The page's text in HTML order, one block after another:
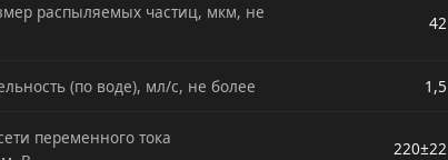
распыляемых частиц, мкм, не
42
(по воде), мл/с, не более 1,5
переменного тока
220±22